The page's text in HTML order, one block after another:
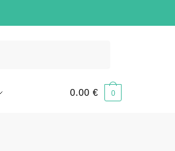
0.00 € 0